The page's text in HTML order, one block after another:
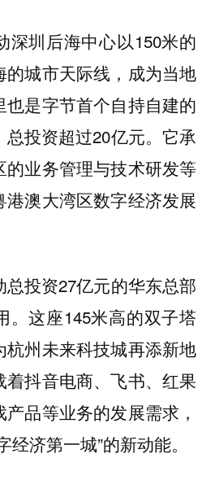
深圳后海中心以150米的
的城市天际线，成为当地
是字节首个自持自建的
投资超过20亿元。它承
业务管理与技术研发等
澳大湾区数字经济发展
投资27亿元的华东总部
。这座145米高的双子塔
杭州未来科技城再添新地
抖音电商、飞书、红果
品等业务的发展需求，
济第一城”的新动能。